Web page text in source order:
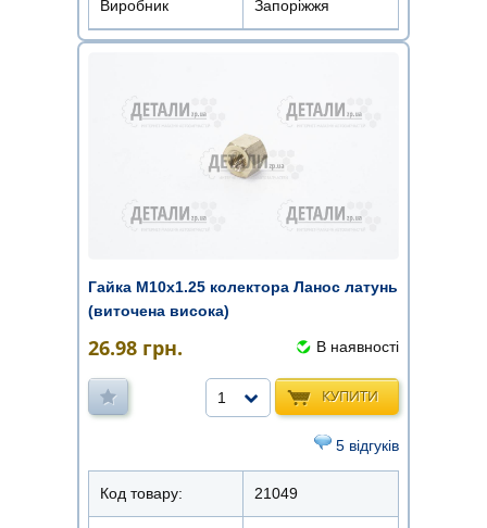
Виробник Запоріжжя
Гайка М10х1.25 колектора Ланос латунь
(виточена висока)
26.98 грн. В наявності
КУПИТИ
1
5 відгуків
Код товару: 21049